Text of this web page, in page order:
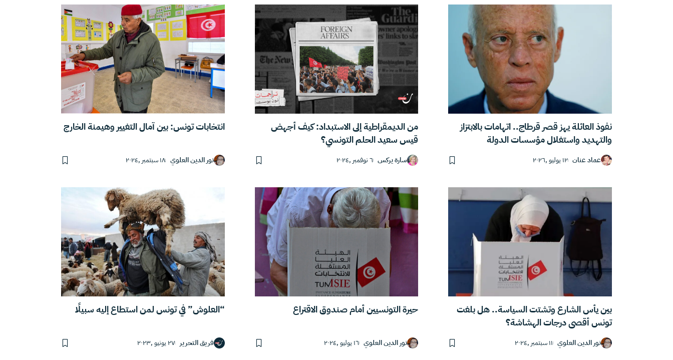
نفوذ العائلة يهز قصر قرطاج.. اتهامات بالابتزاز
والتهديد واستغلال مؤسسات الدولة
عماد عنان ١٢ يوليو ,٢٠٢٦
من الديمقراطية إلى الاستبداد: كيف أجهض
قيس سعيد الحلم التونسي؟
سارة يركس ٦ نوفمبر ,٢٠٢٤
انتخابات تونس: بين آمال التغيير وهيمنة الخارج
نور الدين العلوي ١٨ سبتمبر ,٢٠٢٤
بين يأس الشارع وتشتت السياسة.. هل بلغت
تونس أقصى درجات الهشاشة؟
نور الدين العلوي ١١ سبتمبر ,٢٠٢٤
حيرة التونسيين أمام صندوق الاقتراع
نور الدين العلوي ١٦ يوليو ,٢٠٢٤
“العلوش” في تونس لمن استطاع إليه سبيلًا
فريق التحرير ٢٧ يونيو ,٢٠٢٣